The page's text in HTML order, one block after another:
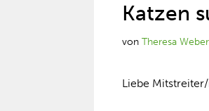
Katzen
vonTheresa Weber
Liebe